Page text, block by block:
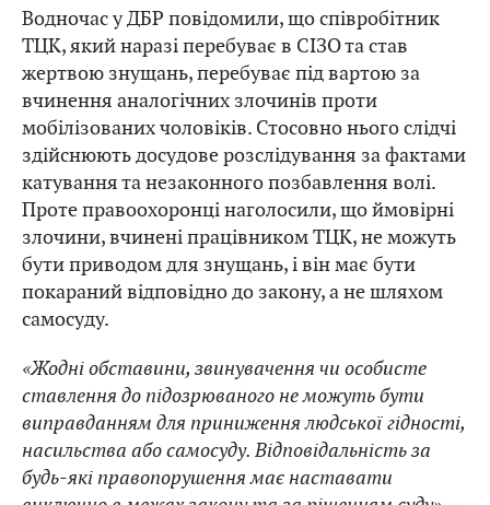
Водночас у ДБР повідомили, що співробітник
ТЦК, який наразі перебуває в СІЗО та став
жертвою знущань, перебуває під вартою за
вчинення аналогічних злочинів проти
мобілізованих чоловіків. Стосовно нього слідчі
здійснюють досудове розслідування за фактами
катування та незаконного позбавлення волі.
Проте правоохоронці наголосили, що ймовірні
злочини, вчинені працівником ТЦК, не можуть
бути приводом для знущань, і він має бути
покараний відповідно до закону, а не шляхом
самосуду.
«Жодні обставини, звинувачення чи особисте
ставлення до підозрюваного не можуть бути
виправданням для приниження людської гідності,
насильства або самосуду. Відповідальність за
будь-які правопорушення має наставати